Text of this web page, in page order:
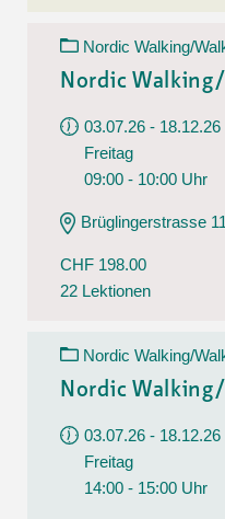
Nordic Walking/
Nordic
03.07.26 - 18.12.26
Freitag
09:00 - 10:00 Uhr
Brüglingerstrasse
CHF 198.00
22 Lektionen
Nordic Walking/
Nordic
03.07.26 - 18.12.26
Freitag
14:00 - 15:00 Uhr